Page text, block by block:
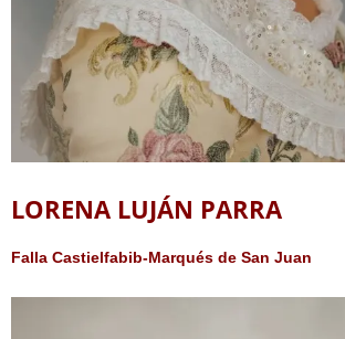
LORENA LUJÁN PARRA
Falla Castielfabib-Marqués de San Juan